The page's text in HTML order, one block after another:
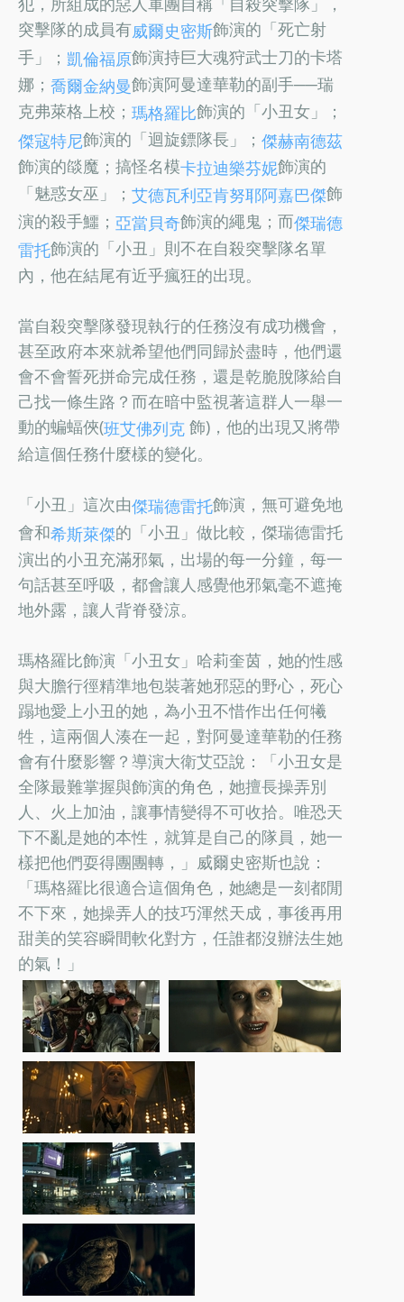
突擊隊的成員有威爾史密斯飾演的「死亡射
手」； 凱倫福原飾演持巨大魂狩武士刀的卡塔
娜； 喬爾金納曼飾演阿曼達華勒的副手──瑞
克弗萊格上校； 瑪格羅比飾演的「小丑女」；
傑寇特尼飾演的「迴旋鏢隊長」； 傑赫南德茲
飾演的燄魔；搞怪名模卡拉迪樂芬妮飾演的
「魅惑女巫」； 艾德瓦利亞肯努耶阿嘉巴傑飾
演的殺手鱷； 亞當貝奇飾演的繩鬼；而傑瑞德
雷托飾演的「小丑」則不在自殺突擊隊名單
內，他在結尾有近乎瘋狂的出現。
當自殺突擊隊發現執行的任務沒有成功機會，
甚至政府本來就希望他們同歸於盡時，他們還
會不會誓死拼命完成任務，還是乾脆脫隊給自
己找一條生路？而在暗中監視著這群人一舉一
動的蝙蝠俠(班艾佛列克 飾)，他的出現又將帶
給這個任務什麼樣的變化。
「小丑」這次由傑瑞德雷托飾演，無可避免地
會和希斯萊傑的「小丑」做比較，傑瑞德雷托
演出的小丑充滿邪氣，出場的每一分鐘，每一
句話甚至呼吸，都會讓人感覺他邪氣毫不遮掩
地外露，讓人背脊發涼。
瑪格羅比飾演「小丑女」哈莉奎茵，她的性感
與大膽行徑精準地包裝著她邪惡的野心，死心
蹋地愛上小丑的她，為小丑不惜作出任何犧
牲，這兩個人湊在一起，對阿曼達華勒的任務
會有什麼影響？導演大衛艾亞說：「小丑女是
全隊最難掌握與飾演的角色，她擅長操弄別
人、火上加油，讓事情變得不可收拾。唯恐天
下不亂是她的本性，就算是自己的隊員，她一
樣把他們耍得團團轉，」威爾史密斯也說：
「瑪格羅比很適合這個角色，她總是一刻都閒
不下來，她操弄人的技巧渾然天成，事後再用
甜美的笑容瞬間軟化對方，任誰都沒辦法生她
的氣！」